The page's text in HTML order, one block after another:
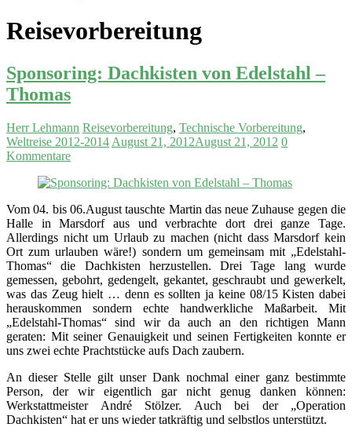
Reisevorbereitung
Sponsoring: Dachkisten von Edelstahl –
Thomas
Herr Lehmann Reisevorbereitung, Technische Vorbereitung,
Weltreise 2012-2014 August 21, 2012August 21, 2012 0
Kommentare
Vom 04. bis 06.August tauschte Martin das neue Zuhause gegen die
Halle in Marsdorf aus und verbrachte dort drei ganze Tage.
Allerdings nicht um Urlaub zu machen (nicht dass Marsdorf kein
Ort zum urlauben wäre!) sondern um gemeinsam mit „Edelstahl-
Thomas“ die Dachkisten herzustellen. Drei Tage lang wurde
gemessen, gebohrt, gedengelt, gekantet, geschraubt und gewerkelt,
was das Zeug hielt … denn es sollten ja keine 08/15 Kisten dabei
herauskommen sondern echte handwerkliche Maßarbeit. Mit
„Edelstahl-Thomas“ sind wir da auch an den richtigen Mann
geraten: Mit seiner Genauigkeit und seinen Fertigkeiten konnte er
uns zwei echte Prachtstücke aufs Dach zaubern.
An dieser Stelle gilt unser Dank nochmal einer ganz bestimmte
Person, der wir eigentlich gar nicht genug danken können:
Werkstattmeister André Stölzer. Auch bei der „Operation
Dachkisten“ hat er uns wieder tatkräftig und selbstlos unterstützt.